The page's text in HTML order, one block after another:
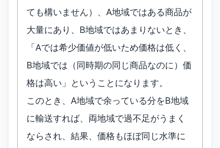
ても構いません）、A地域ではある商品が
大量にあり、B地域ではあまりないとき、
「Aでは希少価値が低いため価格は低く、
B地域では（同時期の同じ商品なのに）価
格は高い」ということになります。
このとき、A地域で余っている分をB地域
に輸送すれば、両地域で過不足がうまく
ならされ、結果、価格もほぼ同じ水準に